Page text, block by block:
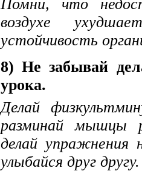
Помни, что
воздухе
устойчивость
8) Не забывай
урока.
Делай
разминай мышцы
делай упражнения
улыбайся друг другу.